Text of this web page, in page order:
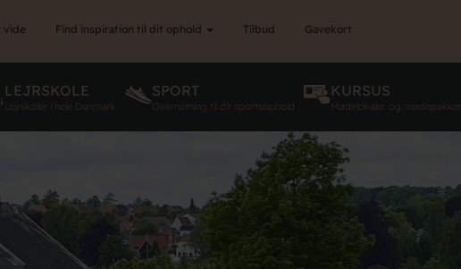
vide Find inspiration til dit ophold Tilbud Gavekort
LEJRSKOLE
Lejrskoler i hele Danmark
SPORT
Overnatning til dit sportsophold
KURSUS
Mødelokaler og mødepakker